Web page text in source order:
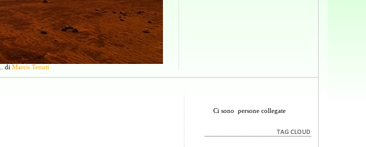
di Marco Tenuti
Ci sono persone collegate